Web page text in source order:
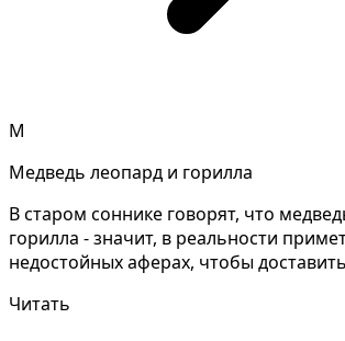
М
Медведь леопард и горилла
В старом соннике говорят, что
горилла - значит, в реальности
недостойных аферах, чтобы
Читать